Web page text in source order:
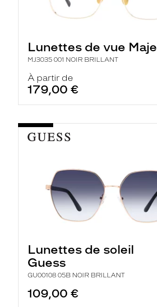
Lunettes de vue Maje
MJ3035 001 NOIR BRILLANT
À partir de
179,00 €
Lunettes de soleil
Guess
GU00108 05B NOIR BRILLANT
109,00 €